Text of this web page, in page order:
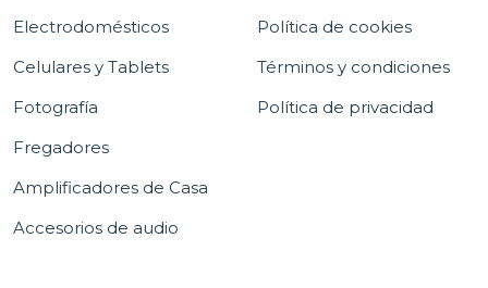
Electrodomésticos
Celulares y Tablets
Fotografía
Fregadores
Amplificadores de Casa
Accesorios de audio
Política de cookies
Términos y condiciones
Política de privacidad